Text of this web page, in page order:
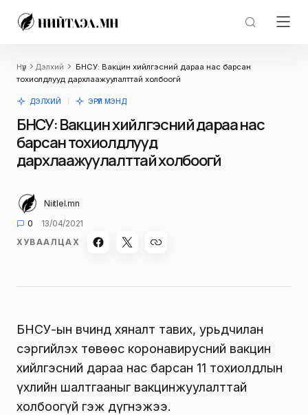
Нүүр Дэлхий
БНСУ: Вакцин хийлгэсний дараа нас барсан
тохиолдлууд дархлаажуулалттай холбоогүй
ДЭЛХИЙ ЭРҮҮЛ МЭНД
БНСУ: Вакцин хийлгэсний дараа нас
барсан тохиолдлууд
дархлаажуулалттай холбоогүй
Niitlel.mn
0
13/04/2021
ХУВААЛЦАХ
БНСУ-ын Өвчинд хяналт тавих, урьдчилан
сэргийлэх төвөөс коронавирусний вакцин
хийлгэсний дараа нас барсан 11 тохиолдлын
үхлийн шалтгааныг вакцинжуулалттай
холбоогүй гэж дүгнэжээ.